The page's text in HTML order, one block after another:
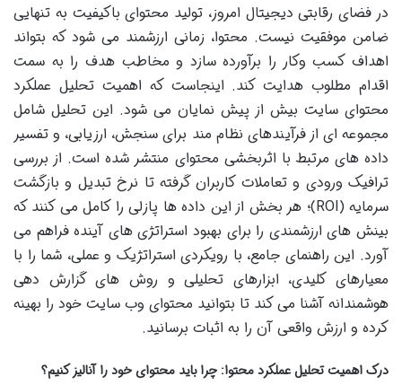
در فضای رقابتی دیجیتال امروز، تولید محتوای باکیفیت به تنهایی
ضامن موفقیت نیست. محتوا، زمانی ارزشمند می شود که بتواند
اهداف کسب وکار را برآورده سازد و مخاطب هدف را به سمت
اقدام مطلوب هدایت کند. اینجاست که اهمیت تحلیل عملکرد
محتوای سایت بیش از پیش نمایان می شود. این تحلیل شامل
مجموعه ای از فرآیندهای نظام مند برای سنجش، ارزیابی، و تفسیر
داده های مرتبط با اثربخشی محتوای منتشر شده است. از بررسی
ترافیک ورودی و تعاملات کاربران گرفته تا نرخ تبدیل و بازگشت
سرمایه (ROI)؛ هر بخش از این داده ها پازلی را کامل می کنند که
بینش های ارزشمندی را برای بهبود استراتژی های آینده فراهم می
آورد. این راهنمای جامع، با رویکردی استراتژیک و عملی، شما را با
معیارهای کلیدی، ابزارهای تحلیلی و روش های گزارش دهی
هوشمندانه آشنا می کند تا بتوانید محتوای وب سایت خود را بهینه
کرده و ارزش واقعی آن را به اثبات برسانید.
درک اهمیت تحلیل عملکرد محتوا: چرا باید محتوای خود را آنالیز کنیم؟